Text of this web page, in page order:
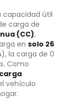
capacidad útil
carga de
(CC),
en solo 26
la carga de 0
Como
vehículo